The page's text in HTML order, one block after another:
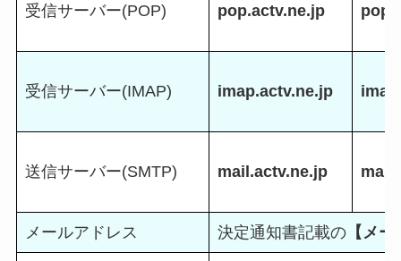
受信サーバー(POP) pop.actv.ne.jp
受信サーバー(IMAP) imap.actv.ne.jp
送信サーバー(SMTP) mail.actv.ne.jp
メールアドレス 決定通知書記載の【メー